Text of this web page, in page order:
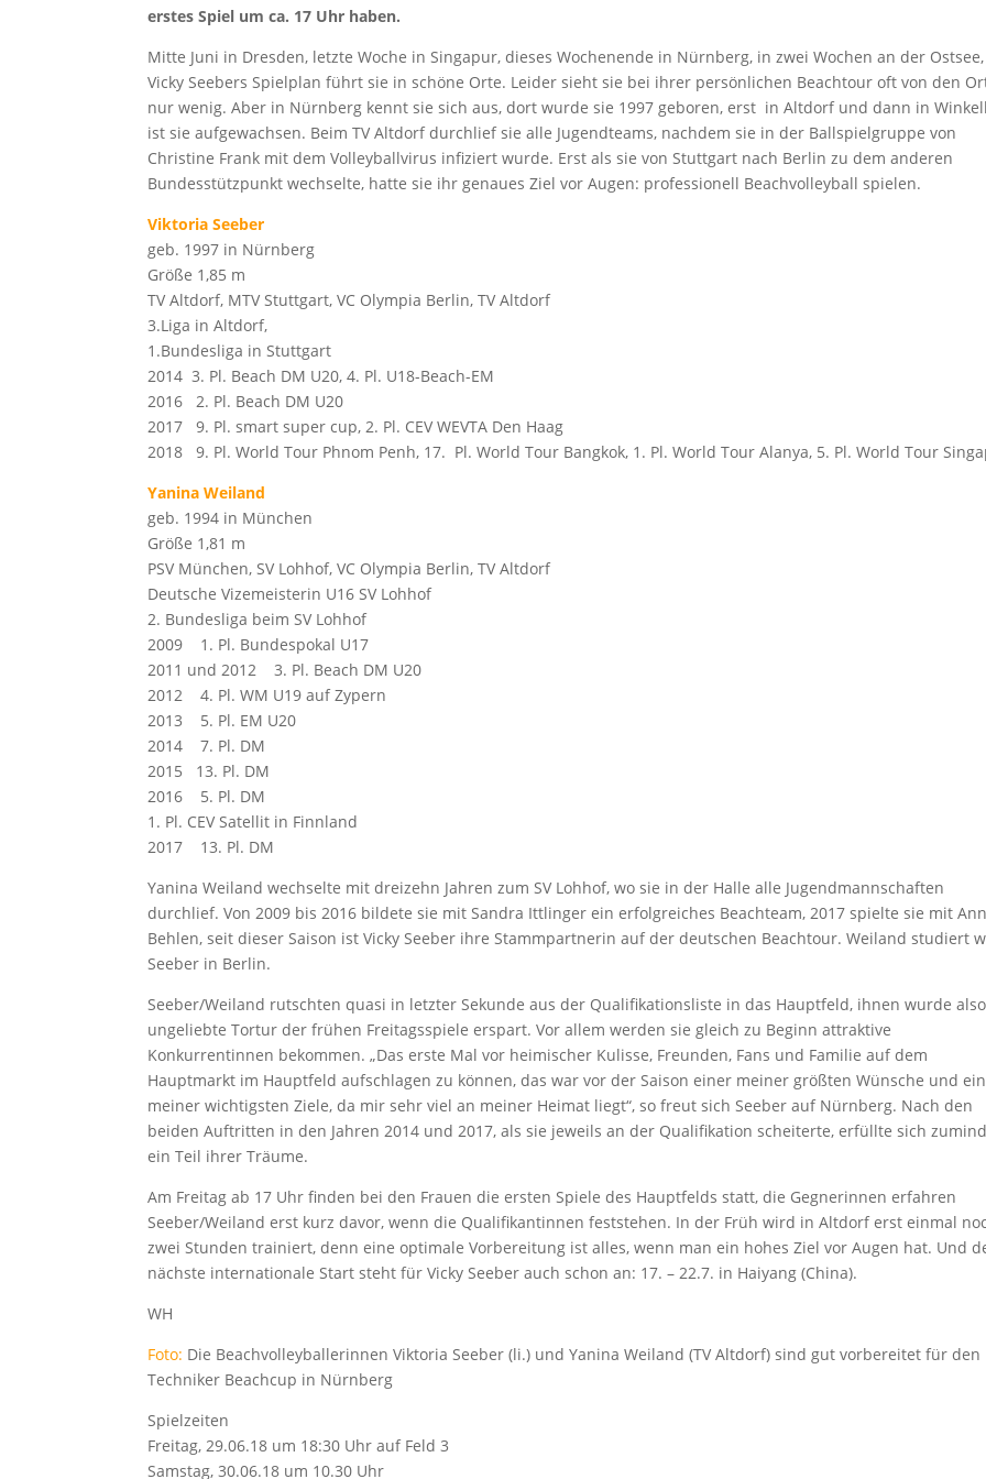
erstes Spiel um ca. 17 Uhr haben.
Mitte Juni in Dresden, letzte Woche in Singapur, dieses Wochenende in Nürnberg, in zwei Wochen an der Ostsee,
Vicky Seebers Spielplan führt sie in schöne Orte. Leider sieht sie bei ihrer persönlichen Beachtour oft von den
nur wenig. Aber in Nürnberg kennt sie sich aus, dort wurde sie 1997 geboren, erst in Altdorf und dann in
ist sie aufgewachsen. Beim TV Altdorf durchlief sie alle Jugendteams, nachdem sie in der Ballspielgruppe von
Christine Frank mit dem Volleyballvirus infiziert wurde. Erst als sie von Stuttgart nach Berlin zu dem anderen
Bundesstützpunkt wechselte, hatte sie ihr genaues Ziel vor Augen: professionell Beachvolleyball spielen.
Viktoria Seeber
geb. 1997 in Nürnberg
Größe 1,85 m
TV Altdorf, MTV Stuttgart, VC Olympia Berlin, TV Altdorf
3.Liga in Altdorf,
1.Bundesliga in Stuttgart
2014 3. Pl. Beach DM U20, 4. Pl. U18-Beach-EM
2016 2. Pl. Beach DM U20
2017 9. Pl. smart super cup, 2. Pl. CEV WEVTA Den Haag
2018 9. Pl. World Tour Phnom Penh, 17. Pl. World Tour Bangkok, 1. Pl. World Tour Alanya, 5. Pl. World Tour
Yanina Weiland
geb. 1994 in München
Größe 1,81 m
PSV München, SV Lohhof, VC Olympia Berlin, TV Altdorf
Deutsche Vizemeisterin U16 SV Lohhof
2. Bundesliga beim SV Lohhof
2009 1. Pl. Bundespokal U17
2011 und 2012 3. Pl. Beach DM U20
2012 4. Pl. WM U19 auf Zypern
2013 5. Pl. EM U20
2014 7. Pl. DM
2015 13. Pl. DM
2016 5. Pl. DM
1. Pl. CEV Satellit in Finnland
2017 13. Pl. DM
Yanina Weiland wechselte mit dreizehn Jahren zum SV Lohhof, wo sie in der Halle alle Jugendmannschaften
durchlief. Von 2009 bis 2016 bildete sie mit Sandra Ittlinger ein erfolgreiches Beachteam, 2017 spielte sie mit
Behlen, seit dieser Saison ist Vicky Seeber ihre Stammpartnerin auf der deutschen Beachtour. Weiland studiert
Seeber in Berlin.
Seeber/Weiland rutschten quasi in letzter Sekunde aus der Qualifikationsliste in das Hauptfeld, ihnen wurde
ungeliebte Tortur der frühen Freitagsspiele erspart. Vor allem werden sie gleich zu Beginn attraktive
Konkurrentinnen bekommen. „Das erste Mal vor heimischer Kulisse, Freunden, Fans und Familie auf dem
Hauptmarkt im Hauptfeld aufschlagen zu können, das war vor der Saison einer meiner größten Wünsche und
meiner wichtigsten Ziele, da mir sehr viel an meiner Heimat liegt“, so freut sich Seeber auf Nürnberg. Nach den
beiden Auftritten in den Jahren 2014 und 2017, als sie jeweils an der Qualifikation scheiterte, erfüllte sich
ein Teil ihrer Träume.
Am Freitag ab 17 Uhr finden bei den Frauen die ersten Spiele des Hauptfelds statt, die Gegnerinnen erfahren
Seeber/Weiland erst kurz davor, wenn die Qualifikantinnen feststehen. In der Früh wird in Altdorf erst einmal
zwei Stunden trainiert, denn eine optimale Vorbereitung ist alles, wenn man ein hohes Ziel vor Augen hat. Und
nächste internationale Start steht für Vicky Seeber auch schon an: 17. – 22.7. in Haiyang (China).
WH
Foto: Die Beachvolleyballerinnen Viktoria Seeber (li.) und Yanina Weiland (TV Altdorf) sind gut vorbereitet für den
Techniker Beachcup in Nürnberg
Spielzeiten
Freitag, 29.06.18 um 18:30 Uhr auf Feld 3
Samstag, 30.06.18 um 10.30 Uhr